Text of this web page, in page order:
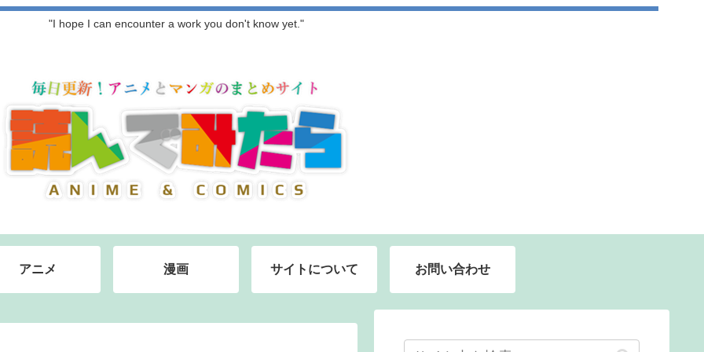
"I hope I can encounter a work you don't know yet."
アニメ 漫画 サイトについて お問い合わせ